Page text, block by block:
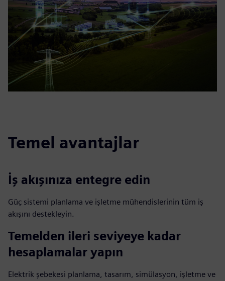
Temel avantajlar
İş akışınıza entegre edin
Güç sistemi planlama ve işletme mühendislerinin tüm iş
akışını destekleyin.
Temelden ileri seviyeye kadar
hesaplamalar yapın
Elektrik şebekesi planlama, tasarım, simülasyon, işletme ve